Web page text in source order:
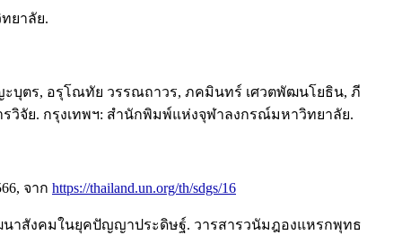
ยาลัย.
บุตร, อรุโณทัย วรรณถาวร, ภคมินทร์ เศวตพัฒนโยธิน, ภี
วิจัย. กรุงเทพฯ: สำนักพิมพ์แห่งจุฬาลงกรณ์มหาวิทยาลัย.
จาก https://thailand.un.org/th/sdgs/16
นาสังคมในยุคปัญญาประดิษฐ์. วารสารวนัมฎองแหรกพุทธ